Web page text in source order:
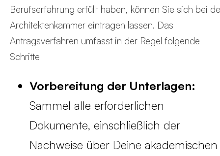
Berufserfahrung erfüllt haben, können Sie sich bei
Architektenkammer eintragen lassen. Das
Antragsverfahren umfasst in der Regel folgende
Schritte
Vorbereitung der Unterlagen:
Sammel alle erforderlichen
Dokumente, einschließlich der
Nachweise über Deine akademischen